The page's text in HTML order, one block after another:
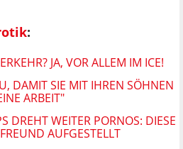
:
JA, VOR ALLEM IM ICE!
DAMIT SIE MIT IHREN SÖHNEN
ARBEIT"
DREHT WEITER PORNOS: DIESE
AUFGESTELLT